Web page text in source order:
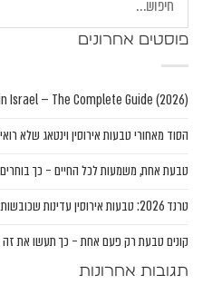
פוסטים אחרונים
Israel — The Complete Guide (2026)
הסוד מאחורי טבעות אירוסין וינטאג שלא
טבעת אחת, משמעות לכל החיים – כך בוחרים
טרנד 2026: טבעות אירוסין עדינות שכובשות את כולם
קונים טבעת רק פעם אחת – כך תעשו את
תגובות אחרונות